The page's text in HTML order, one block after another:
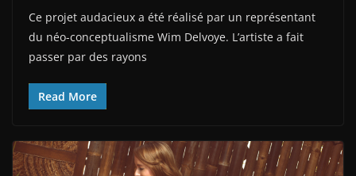
Ce projet audacieux a été réalisé par un représentant
du néo-conceptualisme Wim Delvoye. L’artiste a fait
passer par des rayons
Read More